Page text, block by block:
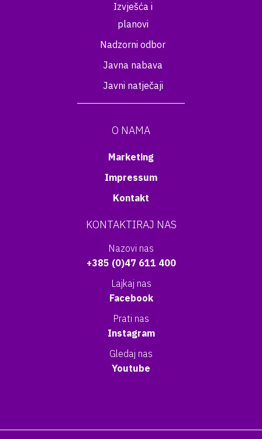
Izvješća i
planovi
Nadzorni odbor
Javna nabava
Javni natječaji
O NAMA
Marketing
Impressum
Kontakt
KONTAKTIRAJ NAS
Nazovi nas
+385 (0)47 611 400
Lajkaj nas
Facebook
Prati nas
Instagram
Gledaj nas
Youtube